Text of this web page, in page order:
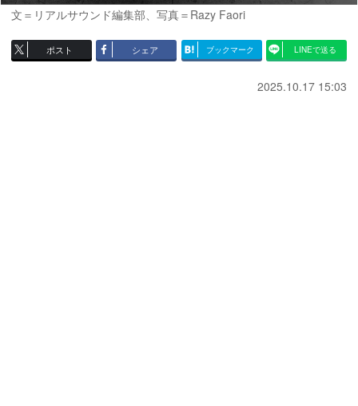
文＝リアルサウンド編集部、写真＝Razy Faori
ポスト シェア ブックマーク LINEで送る
2025.10.17 15:03